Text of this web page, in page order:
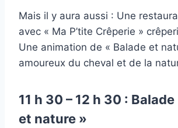
Mais il y aura aussi : Une
avec « Ma P’tite Crêperie »
Une animation de « Balade et
amoureux du cheval et de la
11 h 30 – 12 h 30 :
et nature »